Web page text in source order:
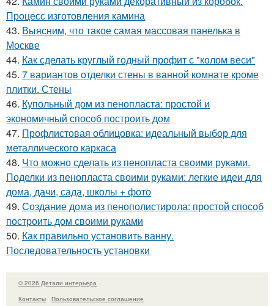
Процесс изготовления камина
43. Выясним, что такое самая массовая панелька в
Москве
44. Как сделать круглый годный профит с "колом веси"
45. 7 вариантов отделки стены в ванной комнате кроме
плитки. Стены
46. Купольный дом из пенопласта: простой и
экономичный способ построить дом
47. Профлистовая облицовка: идеальный выбор для
металлического каркаса
48. Что можно сделать из пенопласта своими руками.
Поделки из пенопласта своими руками: легкие идеи для
дома, дачи, сада, школы + фото
49. Создание дома из пенополистирола: простой способ
построить дом своими руками
50. Как правильно установить ванну.
Последовательность установки
© 2026 Детали интерьера
Контакты
Пользовательское соглашение